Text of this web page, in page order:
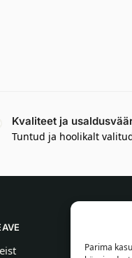
Parima
Kvaliteet ja
Tuntud ja hoolikalt